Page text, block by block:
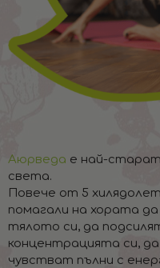
Аюрведа е най-
света.
Повече от 5
помагали на хората
тялото си, да
концентрацията си,
чувстват пълни с